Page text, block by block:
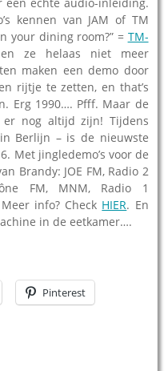
kennen van JAM of TM
your dining room?” = TM-
ze helaas niet meer
maken een demo door
rijtje te zetten, en that’s
Erg 1990…. Pfff. Maar de
er nog altijd zijn! Tijdens
Berlijn – is de nieuwste
Met jingledemo’s voor de
Brandy: JOE FM, Radio 2
FM, MNM, Radio 1
info? Check HIER. En
in de eetkamer….
Pinterest